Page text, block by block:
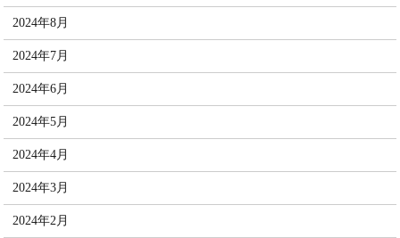
2024年8月
2024年7月
2024年6月
2024年5月
2024年4月
2024年3月
2024年2月